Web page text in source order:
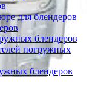
для блендеров
блендеров
погружных
блендеров